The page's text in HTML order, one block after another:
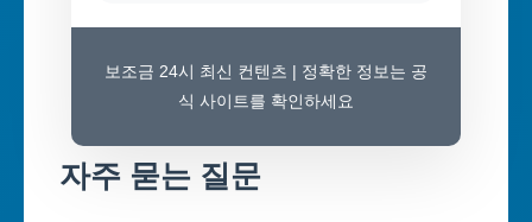
보조금 24시 최신 컨텐츠 | 정확한 정보는 공
식 사이트를 확인하세요
자주 묻는 질문